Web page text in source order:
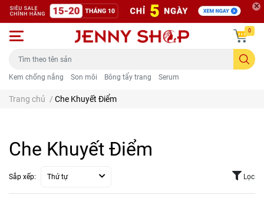
Kem chống nắng Son môi Bông tẩy trang Serum
0
Trang chủ / Che Khuyết Điểm
Che Khuyết Điểm
Sắp xếp: Thứ tự Lọc